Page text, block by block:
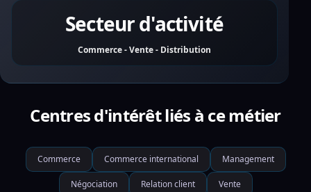
Secteur d'activité
Commerce - Vente - Distribution
Centres d'intérêt liés à ce métier
Commerce Commerce international Management
Négociation Relation client Vente